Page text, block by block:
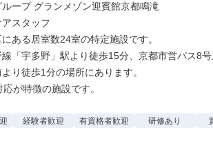
ープ グランメゾン迎賓館京都鳴滝
スタッフ
ある居室数24室の特定施設です。
「宇多野」駅より徒歩15分、京都市営バス8
り徒歩1分の場所にあります。
が特徴の施設です。
経験者歓迎 有資格者歓迎 研修あり